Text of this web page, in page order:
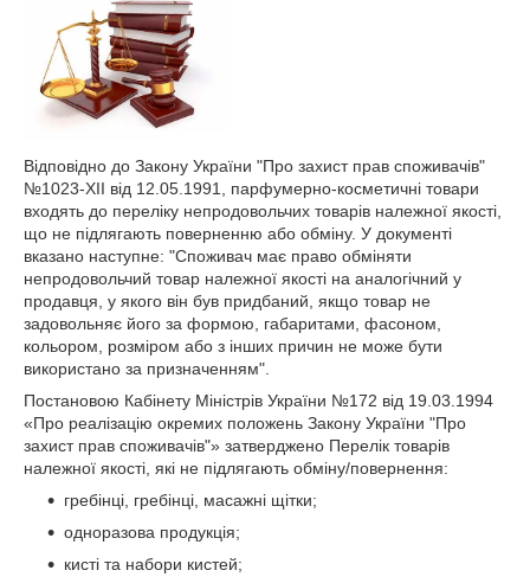
Відповідно до Закону України "Про захист прав споживачів"
№1023-XII від 12.05.1991, парфумерно-косметичні товари
входять до переліку непродовольчих товарів належної якості,
що не підлягають поверненню або обміну. У документі
вказано наступне: "Споживач має право обміняти
непродовольчий товар належної якості на аналогічний у
продавця, у якого він був придбаний, якщо товар не
задовольняє його за формою, габаритами, фасоном,
кольором, розміром або з інших причин не може бути
використано за призначенням".
Постановою Кабінету Міністрів України №172 від 19.03.1994
«Про реалізацію окремих положень Закону України "Про
захист прав споживачів"» затверджено Перелік товарів
належної якості, які не підлягають обміну/повернення:
гребінці, гребінці, масажні щітки;
одноразова продукція;
кисті та набори кистей;